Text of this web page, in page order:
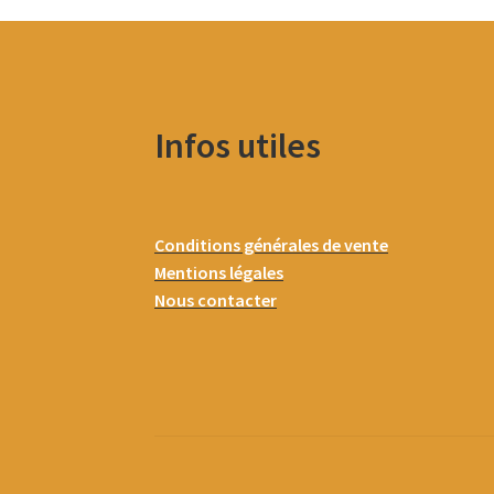
Infos utiles
Conditions générales de vente
Mentions légales
Nous contacter